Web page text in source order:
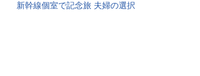
新幹線個室で記念旅 夫婦の選択